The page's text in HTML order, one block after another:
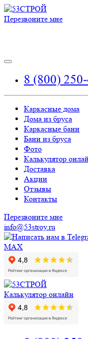
Перезвоните мне
8 (800)
Каркасные дома
Дома из бруса
Каркасные бани
Бани из бруса
Фото
Калькулятор
Доставка
Акции
Отзывы
Контакты
Перезвоните мне
info@53stroy.ru
MAX
Калькулятор онлайн